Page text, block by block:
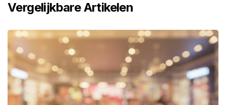
Vergelijkbare Artikelen